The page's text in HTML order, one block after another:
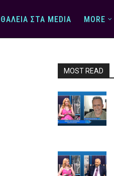
ΣΤΑ MEDIA MORE
MOST READ